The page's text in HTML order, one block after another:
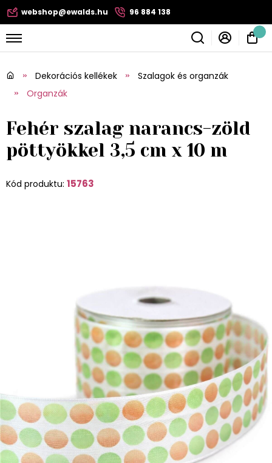
webshop@ewalds.hu 96 884 138
Dekorációs kellékek
Szalagok és organzák
Organzák
Fehér szalag narancs-zöld
pöttyökkel 3,5 cm x 10 m
Kód produktu: 15763